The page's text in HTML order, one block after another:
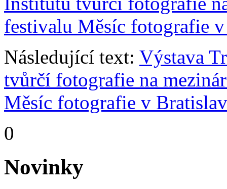
festivalu Měsíc fotografie
Následující text: Výstava
tvůrčí fotografie na
Měsíc fotografie v
0
Novinky